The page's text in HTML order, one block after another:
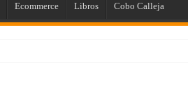
Ecommerce Libros Cobo Calleja